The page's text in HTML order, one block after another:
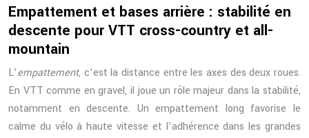
Empattement et bases arrière : stabilité en
descente pour VTT cross-country et all-
mountain
L’empattement, c’est la distance entre les axes des deux roues.
En VTT comme en gravel, il joue un rôle majeur dans la stabilité,
notamment en descente. Un empattement long favorise le
calme du vélo à haute vitesse et l’adhérence dans les grandes